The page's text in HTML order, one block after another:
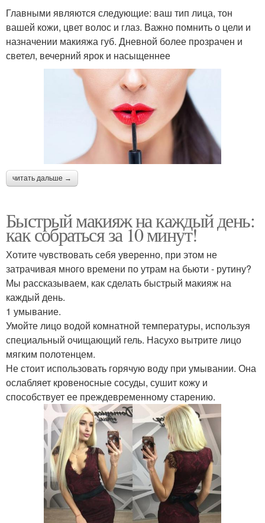
Главными являются следующие: ваш тип лица, тон
вашей кожи, цвет волос и глаз. Важно помнить о цели и
назначении макияжа губ. Дневной более прозрачен и
светел, вечерний ярок и насыщеннее
читать дальше →
Быстрый макияж на каждый день:
как собраться за 10 минут!
Хотите чувствовать себя уверенно, при этом не
затрачивая много времени по утрам на бьюти - рутину?
Мы рассказываем, как сделать быстрый макияж на
каждый день.
1 умывание.
Умойте лицо водой комнатной температуры, используя
специальный очищающий гель. Насухо вытрите лицо
мягким полотенцем.
Не стоит использовать горячую воду при умывании. Она
ослабляет кровеносные сосуды, сушит кожу и
способствует ее преждевременному старению.